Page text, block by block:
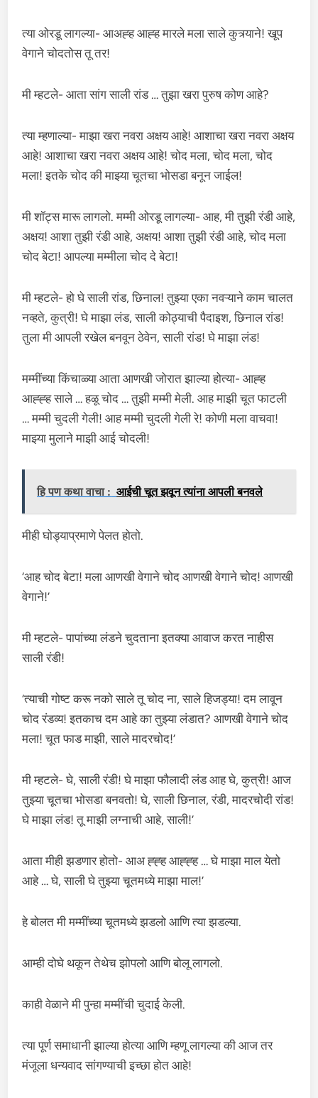
त्या ओरडू लागल्या- आअह्ह आह्ह मारले मला साले कुत्र्याने! खूप
वेगाने चोदतोस तू तर!
मी म्हटले- आता सांग साली रांड … तुझा खरा पुरुष कोण आहे?
त्या म्हणाल्या- माझा खरा नवरा अक्षय आहे! आशाचा खरा नवरा अक्षय
आहे! आशाचा खरा नवरा अक्षय आहे! चोद मला, चोद मला, चोद
मला! इतके चोद की माझ्या चूतचा भोसडा बनून जाईल!
मी शॉट्स मारू लागलो. मम्मी ओरडू लागल्या- आह, मी तुझी रंडी आहे,
अक्षय! आशा तुझी रंडी आहे, अक्षय! आशा तुझी रंडी आहे, चोद मला
चोद बेटा! आपल्या मम्मीला चोद दे बेटा!
मी म्हटले- हो घे साली रांड, छिनाल! तुझ्या एका नवऱ्याने काम चालत
नव्हते, कुत्री! घे माझा लंड, साली कोठ्याची पैदाइश, छिनाल रांड!
तुला मी आपली रखेल बनवून ठेवेन, साली रांड! घे माझा लंड!
मम्मींच्या किंचाळ्या आता आणखी जोरात झाल्या होत्या- आह्ह
आह्ह्ह साले … हळू चोद … तुझी मम्मी मेली. आह माझी चूत फाटली
… मम्मी चुदली गेली! आह मम्मी चुदली गेली रे! कोणी मला वाचवा!
माझ्या मुलाने माझी आई चोदली!
हि पण कथा वाचा : आईची चूत झवून त्यांना आपली बनवले
मीही घोड्याप्रमाणे पेलत होतो.
‘आह चोद बेटा! मला आणखी वेगाने चोद आणखी वेगाने चोद! आणखी
वेगाने!’
मी म्हटले- पापांच्या लंडने चुदताना इतक्या आवाज करत नाहीस
साली रंडी!
‘त्याची गोष्ट करू नको साले तू चोद ना, साले हिजड्या! दम लावून
चोद रंडव्य! इतकाच दम आहे का तुझ्या लंडात? आणखी वेगाने चोद
मला! चूत फाड माझी, साले मादरचोद!’
मी म्हटले- घे, साली रंडी! घे माझा फौलादी लंड आह घे, कुत्री! आज
तुझ्या चूतचा भोसडा बनवतो! घे, साली छिनाल, रंडी, मादरचोदी रांड!
घे माझा लंड! तू माझी लग्नाची आहे, साली!’
आता मीही झडणार होतो- आअ ह्ह्ह आह्ह्ह … घे माझा माल येतो
आहे … घे, साली घे तुझ्या चूतमध्ये माझा माल!’
हे बोलत मी मम्मींच्या चूतमध्ये झडलो आणि त्या झडल्या.
आम्ही दोघे थकून तेथेच झोपलो आणि बोलू लागलो.
काही वेळाने मी पुन्हा मम्मींची चुदाई केली.
त्या पूर्ण समाधानी झाल्या होत्या आणि म्हणू लागल्या की आज तर
मंजूला धन्यवाद सांगण्याची इच्छा होत आहे!